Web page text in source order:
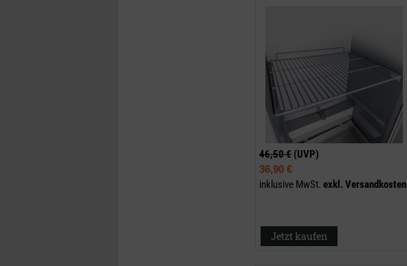
46,50 € (UVP)
36,90 €
inklusive MwSt. exkl. Versandkosten
Jetzt kaufen